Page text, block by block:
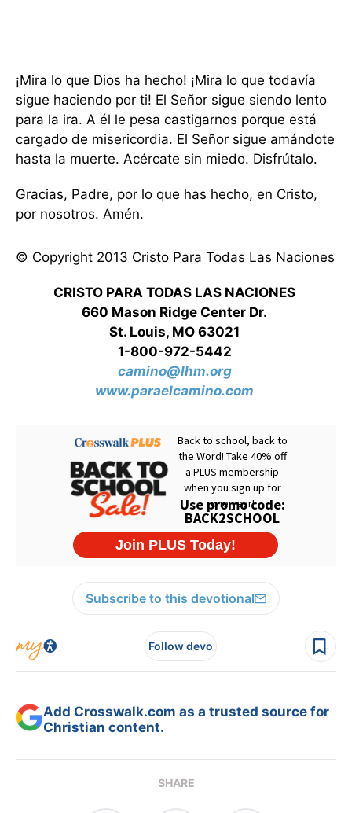
¡Mira lo que Dios ha hecho! ¡Mira lo que todavía
sigue haciendo por ti! El Señor sigue siendo lento
para la ira. A él le pesa castigarnos porque está
cargado de misericordia. El Señor sigue amándote
hasta la muerte. Acércate sin miedo. Disfrútalo.
Gracias, Padre, por lo que has hecho, en Cristo,
por nosotros. Amén.
© Copyright 2013 Cristo Para Todas Las Naciones
CRISTO PARA TODAS LAS NACIONES
660 Mason Ridge Center Dr.
St. Louis, MO 63021
1-800-972-5442
camino@lhm.org
www.paraelcamino.com
Subscribe to this devotional
Follow devo
Add Crosswalk.com as a trusted source for
Christian content.
SHARE